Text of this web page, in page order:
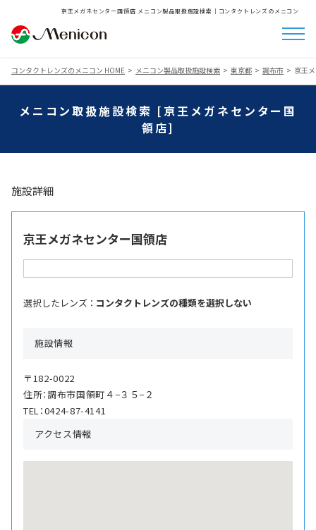
京王メガネセンター国領店 メニコン製品取扱施設検索│コンタクトレンズのメニコン
コンタクトレンズのメニコン HOME メニコン製品取扱施設検索 東京都 調布市 京王
メニコン取扱施設検索 [京王メガネセンター国
領店]
施設詳細
京王メガネセンター国領店
選択したレンズ ： コンタクトレンズの種類を選択しない
施設情報
〒182-0022
住所：調布市国領町４−３５−２
TEL：0424-87-4141
アクセス情報